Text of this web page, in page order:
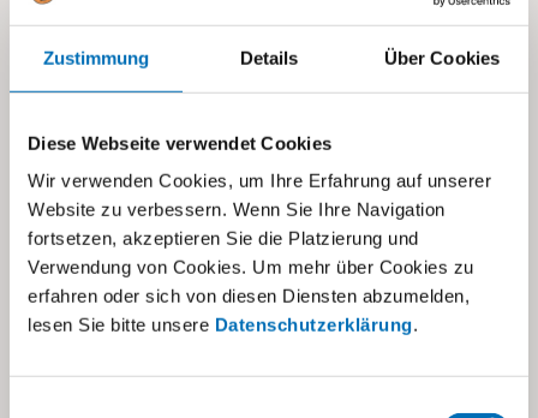
Zustimmung Details Über Cookies
Diese Webseite verwendet Cookies
Wir verwenden Cookies, um Ihre Erfahrung auf unserer
Website zu verbessern. Wenn Sie Ihre Navigation
fortsetzen, akzeptieren Sie die Platzierung und
Verwendung von Cookies. Um mehr über Cookies zu
erfahren oder sich von diesen Diensten abzumelden,
lesen Sie bitte unsere Datenschutzerklärung.
DETAILS
Datum:
19.12.2025
Kategorien: